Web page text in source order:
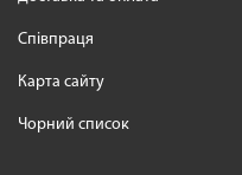
Співпраця
Карта сайту
Чорний список